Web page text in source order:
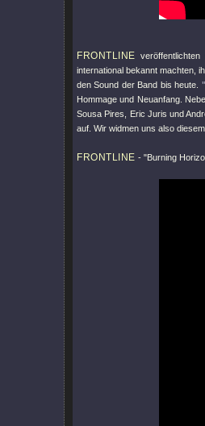
FRONTLINE
international bekannt machten,
den Sound der Band bis heute.
Hommage und Neuanfang.
Sousa Pires, Eric Juris und
auf. Wir widmen uns also
FRONTLINE - "Burning